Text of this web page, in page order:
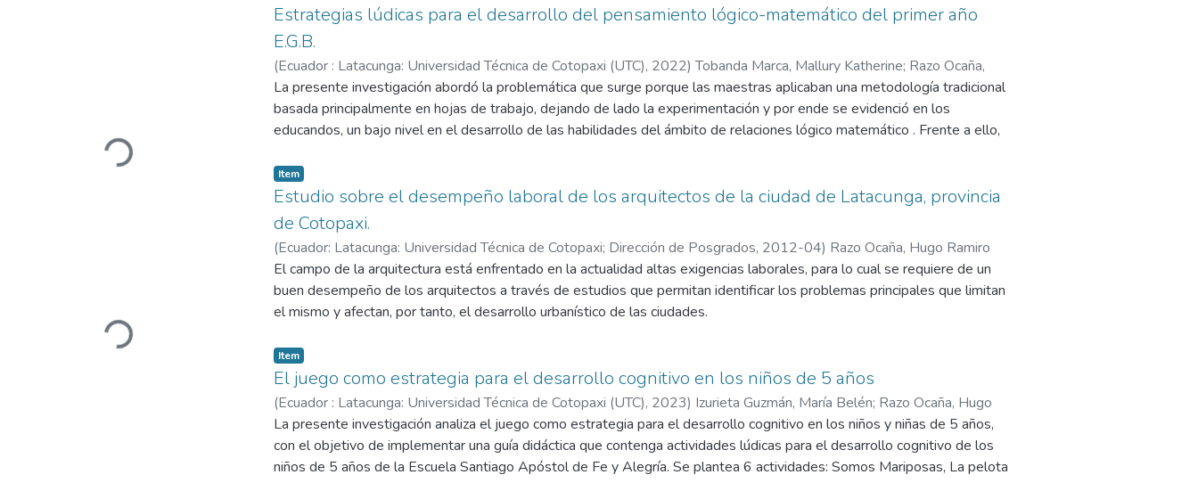
Loading...
Estrategias lúdicas para el desarrollo del pensamiento lógico-matemático del primer año
E.G.B.
(Ecuador : Latacunga: Universidad Técnica de Cotopaxi (UTC), 2022)Tobanda Marca, Mallury Katherine; Razo Ocaña,
Hugo Ramiro
La presente investigación abordó la problemática que surge porque las maestras aplicaban una metodología tradicional
basada principalmente en hojas de trabajo, dejando de lado la experimentación y por ende se evidenció en los
educandos, un bajo nivel en el desarrollo de las habilidades del ámbito de relaciones lógico matemático . Frente a ello,
desarrollo del pensamiento lógico matemático del primer año E.G.B. de la escuela de educación básica “Gonzalo
Escudero” tomando en cuenta que esta metodología fomenta un aprendizaje significativo mediante, la exploración,
experimentación, práctica, y juego, la guía metodológica estrategias lúdicas para las matemáticas, contribuyo un aporte
significativo en el desarrollo educativo, la presente investigación tiene un paradigma metodológico constructivista
porque permite contribuir procedimientos para buscar soluciones, tiene un enfoque mixto, cualitativo y cuantitativo
mediante un conjunto de procesos sistemáticos, con los datos recolectados se realizó un análisis e interpretación de la
información desde una visión de contexto y de manera objetiva, la información obtenida muestran el resultado positivo
que se obtuvo luego de la aplicación de la propuesta, con la aplicación de juegos tradicionales, basadas en
fundamentos de estrategias lúdicas, tienen su objetivo principal el desarrollo de capacidades de razonamiento de los
niños, genera gran emoción en los niños, mediante los juegos tradicionales realizan actividades dinámicas lúdicas, en
relación a los juegos previamente planificados, fomentando un aprendizaje significativo, razón por la cual se recomienda
a los docentes incorporar estos juegos en el PEA, como un recurso de apoyo para fortalecer el desarrollo de las
habilidades matemáticas en los niños, se creó la guía metodológica con actividades divertidas para la utilización de la
comunidad educativa, mediante el uso de las nuevas estrategias metodológicas lúdicas de aprendizaje de lógica
matemática, generando gran expectativa y emoción por aprender en los niños.
Loading...
Item
Estudio sobre el desempeño laboral de los arquitectos de la ciudad de Latacunga, provincia
de Cotopaxi.
(Ecuador: Latacunga: Universidad Técnica de Cotopaxi; Dirección de Posgrados, 2012-04) Razo Ocaña, Hugo Ramiro
El campo de la arquitectura está enfrentado en la actualidad altas exigencias laborales, para lo cual se requiere de un
buen desempeño de los arquitectos a través de estudios que permitan identificar los problemas principales que limitan
el mismo y afectan, por tanto, el desarrollo urbanístico de las ciudades.
Latacunga, haciendo énfasis en los problemas que están limitando el mismo en función de las actividades y tareas que
Item
El juego como estrategia para el desarrollo cognitivo en los niños de 5 años
(Ecuador : Latacunga: Universidad Técnica de Cotopaxi (UTC), 2023) Izurieta Guzmán, María Belén; Razo Ocaña, Hugo
Ramiro
La presente investigación analiza el juego como estrategia para el desarrollo cognitivo en los niños y niñas de 5 años,
con el objetivo de implementar una guía didáctica que contenga actividades lúdicas para el desarrollo cognitivo de los
niños de 5 años de la Escuela Santiago Apóstol de Fe y Alegría. Se plantea 6 actividades: Somos Mariposas, La pelota